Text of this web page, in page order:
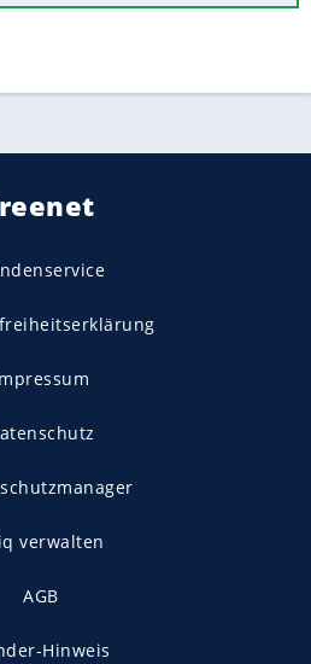
verwalten
AGB
Hinweis